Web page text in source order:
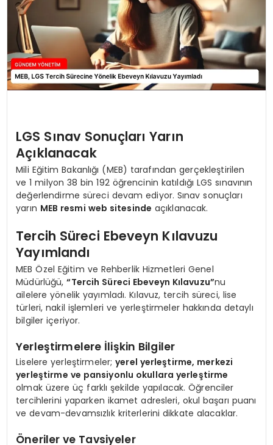
YAŞAM
LGS Sınav Sonuçları Yarın
Açıklanacak
Mili Eğitim Bakanlığı (MEB) tarafından gerçekleştirilen
ve 1 milyon 38 bin 192 öğrencinin katıldığı LGS sınavının
değerlendirme süreci devam ediyor. Sınav sonuçları
yarın MEB resmi web sitesinde açıklanacak.
Tercih Süreci Ebeveyn Kılavuzu
Yayımlandı
MEB Özel Eğitim ve Rehberlik Hizmetleri Genel
Müdürlüğü,“Tercih Süreci Ebeveyn Kılavuzu”nu
ailelere yönelik yayımladı. Kılavuz, tercih süreci, lise
türleri, nakil işlemleri ve yerleştirmeler hakkında detaylı
bilgiler içeriyor.
Yerleştirmelere İlişkin Bilgiler
Liselere yerleştirmeler;yerel yerleştirme, merkezi
yerleştirme ve pansiyonlu okullara yerleştirme
olmak üzere üç farklı şekilde yapılacak. Öğrenciler
tercihlerini yaparken ikamet adresleri, okul başarı puanı
ve devam-devamsızlık kriterlerini dikkate alacaklar.
Öneriler ve Tavsiyeler